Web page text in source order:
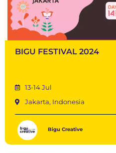
BIGU FESTIVAL 2024
13-14 Jul
Jakarta, Indonesia
Bigu Creative